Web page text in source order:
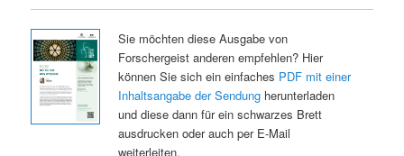
Sie möchten diese Ausgabe von
Forschergeist anderen empfehlen? Hier
können Sie sich ein einfaches PDF mit einer
Inhaltsangabe der Sendungherunterladen
und diese dann für ein schwarzes Brett
ausdrucken oder auch per E-Mail
weiterleiten.